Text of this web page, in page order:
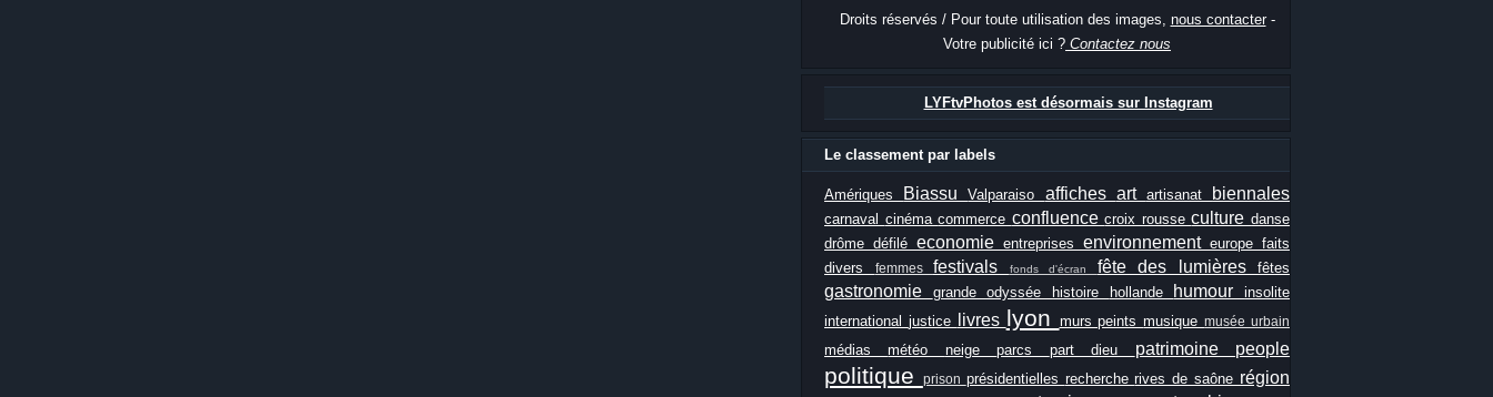
Droits réservés / Pour toute utilisation des images, nous contacter-
Votre publicité ici ? Contactez nous
LYFtvPhotos est désormais sur Instagram
Le classement par labels
Amériques BiassuValparaiso affiches art artisanat biennales
carnaval cinémacommerce confluencecroix rousseculturedanse
drôme défilé economie entreprises environnement europe faits
divers
femmes festivals fonds d'écran fête des lumières fêtes
gastronomie grande odyssée histoire hollande humourinsolite
international justice livres lyon murs peintsmusiquemusée urbain
médiasmétéo neigeparcs part dieu patrimoine people
politique prison présidentielles rechercherives de saône région